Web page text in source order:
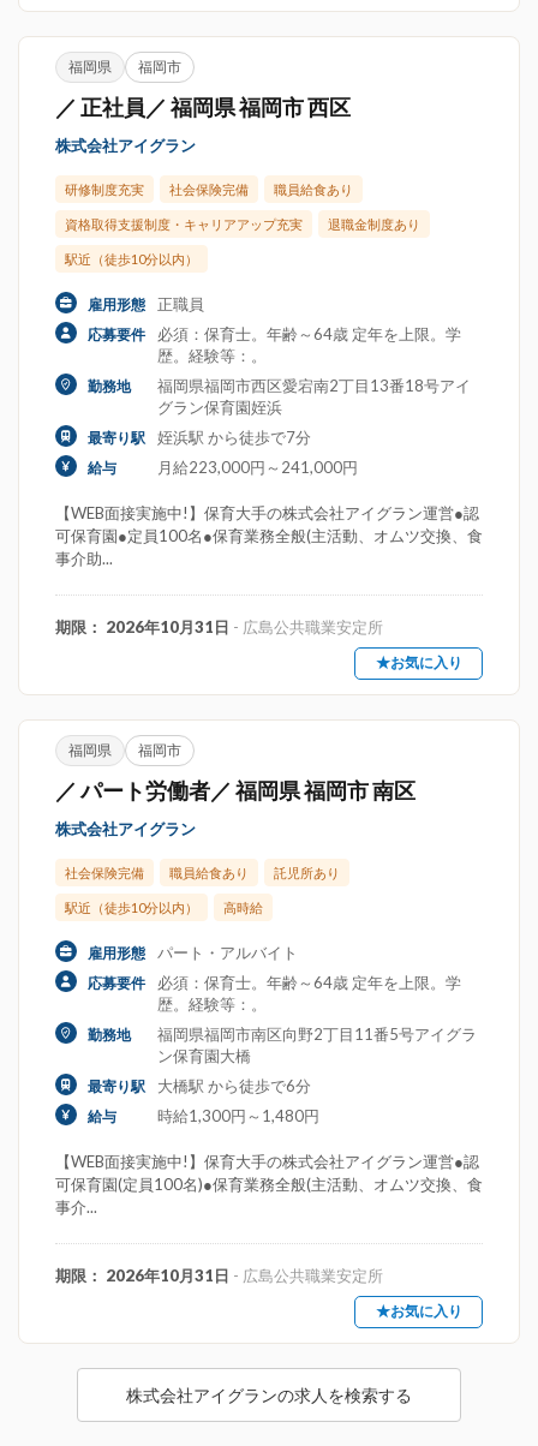
福岡県 福岡市
／ 正社員／ 福岡県 福岡市 西区
株式会社アイグラン
研修制度充実 社会保険完備 職員給食あり
資格取得支援制度・キャリアアップ充実 退職金制度あり
駅近（徒歩10分以内）
雇用形態 正職員
応募要件
必須：保育士。年齢～64歳 定年を上限。学
歴。経験等：。
勤務地
福岡県福岡市西区愛宕南2丁目13番18号アイ
グラン保育園姪浜
最寄り駅 姪浜駅 から徒歩で7分
給与 月給223,000円～241,000円
【WEB面接実施中!】保育大手の株式会社アイグラン運営●認
可保育園●定員100名●保育業務全般(主活動、オムツ交換、食
事介助...
期限： 2026年10月31日 - 広島公共職業安定所
★お気に入り
福岡県 福岡市
／ パート労働者／ 福岡県 福岡市 南区
株式会社アイグラン
社会保険完備 職員給食あり 託児所あり
駅近（徒歩10分以内） 高時給
雇用形態 パート・アルバイト
応募要件
必須：保育士。年齢～64歳 定年を上限。学
歴。経験等：。
勤務地
福岡県福岡市南区向野2丁目11番5号アイグラ
ン保育園大橋
最寄り駅 大橋駅 から徒歩で6分
給与 時給1,300円～1,480円
【WEB面接実施中!】保育大手の株式会社アイグラン運営●認
可保育園(定員100名)●保育業務全般(主活動、オムツ交換、食
事介...
期限： 2026年10月31日 - 広島公共職業安定所
★お気に入り
株式会社アイグランの求人を検索する